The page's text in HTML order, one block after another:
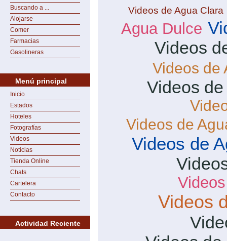
Buscando a ...
Alojarse
Comer
Farmacias
Gasolineras
Menú principal
Inicio
Estados
Hoteles
Fotografías
Videos
Noticias
Tienda Online
Chats
Cartelera
Contacto
Actividad Reciente
Videos de Agua Clara
Agua Dulce
Videos
Videos de
Videos
Videos de
Videos de
Videos